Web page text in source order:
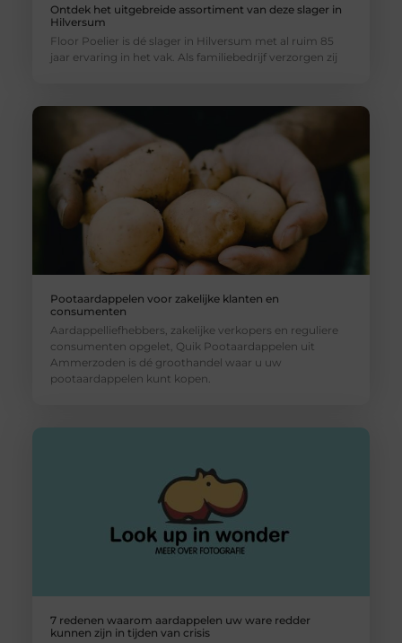
Ontdek het uitgebreide assortiment van deze slager in
Hilversum
Floor Poelier is dé slager in Hilversum met al ruim 85
jaar ervaring in het vak. Als familiebedrijf verzorgen zij
Pootaardappelen voor zakelijke klanten en
consumenten
Aardappelliefhebbers, zakelijke verkopers en reguliere
consumenten opgelet, Quik Pootaardappelen uit
Ammerzoden is dé groothandel waar u uw
pootaardappelen kunt kopen.
7 redenen waarom aardappelen uw ware redder
kunnen zijn in tijden van crisis